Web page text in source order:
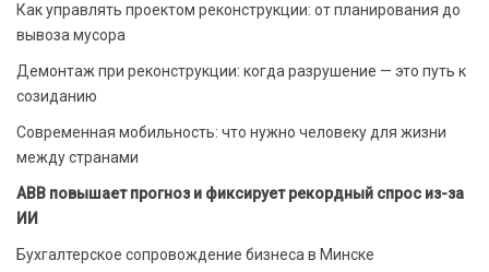
Как управлять проектом реконструкции: от планирования до
вывоза мусора
Демонтаж при реконструкции: когда разрушение — это путь к
созиданию
Современная мобильность: что нужно человеку для жизни
между странами
ABB повышает прогноз и фиксирует рекордный спрос из-за
ИИ
Бухгалтерское сопровождение бизнеса в Минске